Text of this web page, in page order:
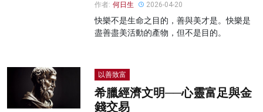
作者: 何日生 2026-04-20
快樂不是生命之目的，善與美才是。快樂是
盡善盡美活動的產物，但不是目的。
以善致富
希臘經濟文明──心靈富足與金
錢交易